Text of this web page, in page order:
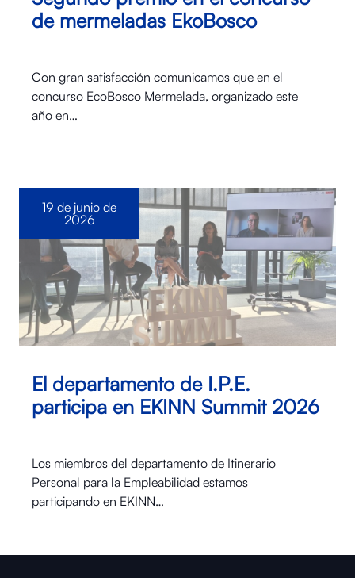
de mermeladas EkoBosco
Con gran satisfacción comunicamos que en el
concurso EcoBosco Mermelada, organizado este
año en…
El departamento de I.P.E.
participa en EKINN Summit 2026
Los miembros del departamento de Itinerario
Personal para la Empleabilidad estamos
participando en EKINN…
19 de junio de
2026